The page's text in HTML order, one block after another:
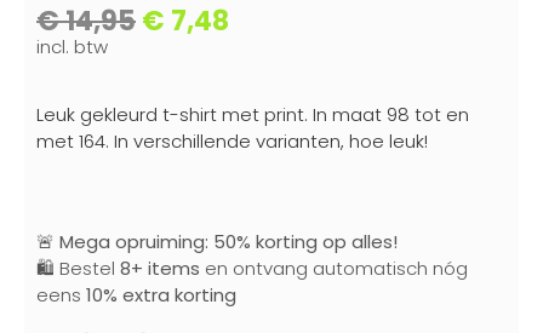
€14,95€ 7,48
incl. btw
Leuk gekleurd t-shirt met print. In maat 98 tot en
met 164. In verschillende varianten, hoe leuk!
🚨 Mega opruiming: 50% korting op alles!
🛍️ Bestel 8+ items en ontvang automatisch nóg
eens 10% extra korting